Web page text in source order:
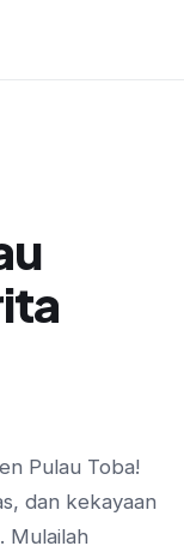
Pulau Toba!
dan kekayaan
Mulailah